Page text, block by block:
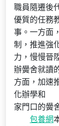
職員隨遷後
優質的任務
事。一方面
制，推進強
力，慢慢晉
辦黌舍就讀
方面，加速
化辦學和
家門口的黌
包養網